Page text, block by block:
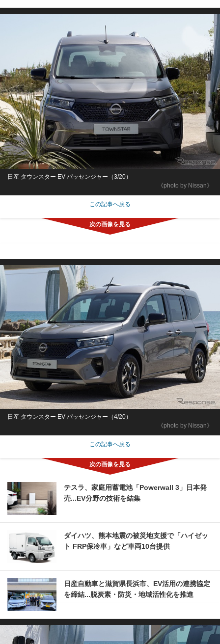
《photo by Nissan》
日産 タウンスター EV パッセンジャー（3/20）
この記事へ戻る
《photo by Nissan》
日産 タウンスター EV パッセンジャー（4/20）
この記事へ戻る
テスラ、家庭用蓄電池「Powerwall 3」日本発
売...EV分野の技術を結集
ダイハツ、熊本地震の被災地支援で「ハイゼッ
ト FRP保冷車」など車両10台提供
日産自動車と滋賀県長浜市、EV活用の連携協定
を締結...脱炭素・防災・地域活性化を推進